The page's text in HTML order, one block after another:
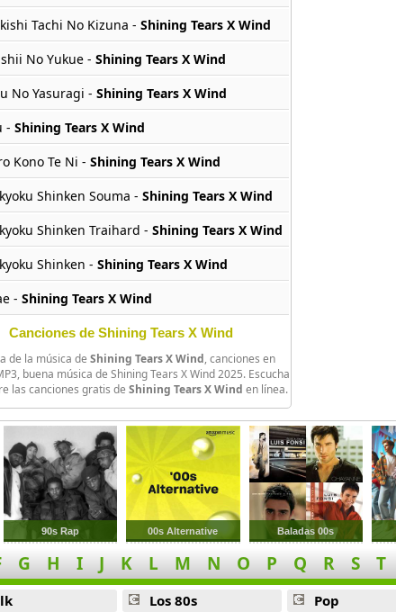
Tachi No Kizuna - Shining Tears X Wind
No Yukue - Shining Tears X Wind
No Yasuragi - Shining Tears X Wind
- Shining Tears X Wind
Kono Te Ni - Shining Tears X Wind
Shinken Souma - Shining Tears X Wind
Shinken Traihard - Shining Tears X Wind
Shinken - Shining Tears X Wind
- Shining Tears X Wind
Wa Ima Mo -Shining Tears X Wind
Shining Tears -Shining Tears X Wind
Kokorozashi -
Shining Tears X Wind
Canciones de Shining Tears X Wind
de la música de Shining Tears X Wind, canciones en
buena música de Shining Tears X Wind 2025. Escucha
las canciones gratis de Shining Tears X Wind en línea.
90s Rap 00s Alternative Baladas 00s
G H I J K L M N O P Q R S T
Los 80s
Pop